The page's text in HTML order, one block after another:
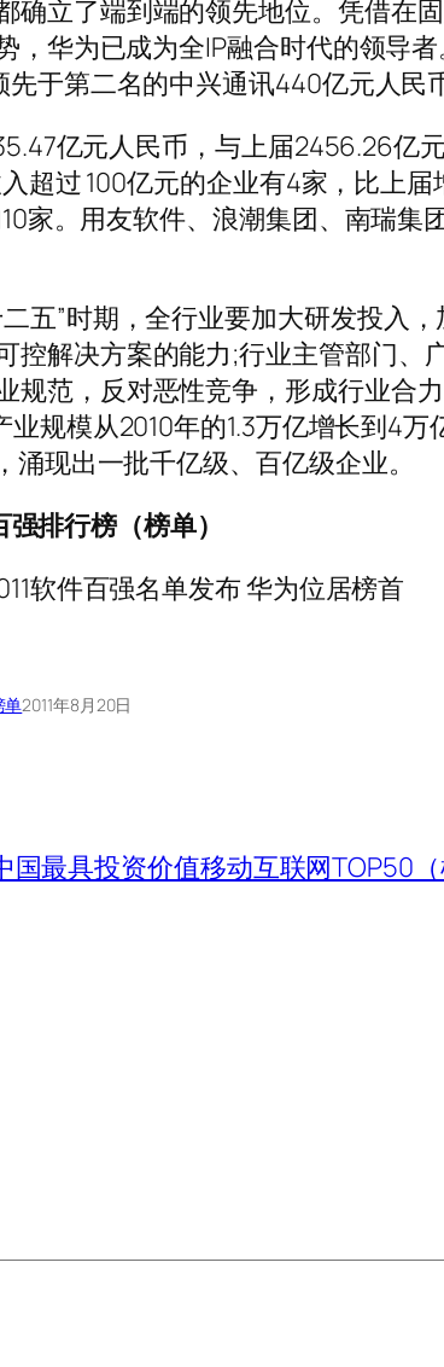
确立了端到端的领先地位。凭借在
，华为已成为全IP融合时代的领导
于第二名的中兴通讯440亿元人民币
亿元人民币，与上届2456.26亿
超过 100亿元的企业有4家，比上届
家。用友软件、浪潮集团、南瑞集
五”时期，全行业要加大研发投入，
控解决方案的能力;行业主管部门、
规范，反对恶性竞争，形成行业合
规模从2010年的1.3万亿增长到4万
现出一批千亿级、百亿级企业。
排行榜（榜单）
单2011年8月20日
国最具投资价值移动互联网TOP50（